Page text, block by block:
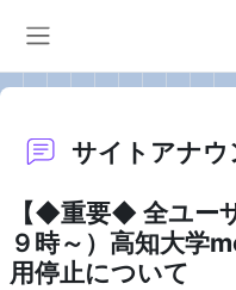
サイトアナウ
【◆重要◆ 全ユー
９時～）高知大学
用停止について